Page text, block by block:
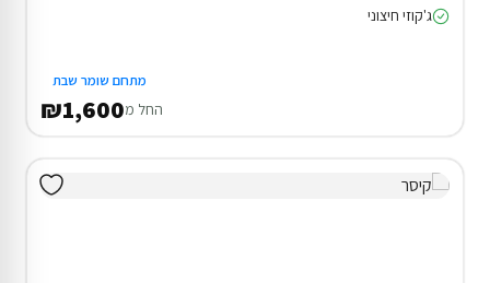
ג'קוזי חיצוני
מתחם שומר שבת
החל מ₪1,600